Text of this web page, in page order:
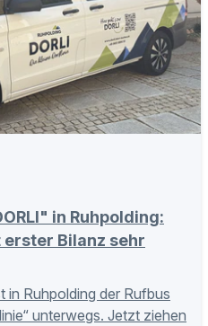
in Ruhpolding:
Bilanz sehr
in Ruhpolding der Rufbus
unterwegs. Jetzt ziehen